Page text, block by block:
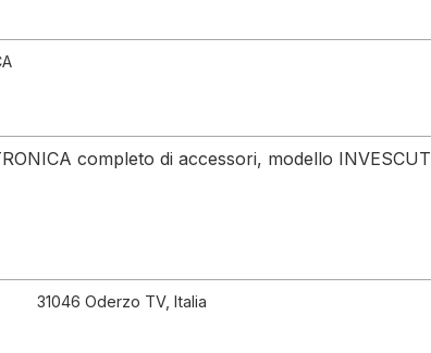
completo di accessori, modello INVESCUT
31046 Oderzo TV, Italia